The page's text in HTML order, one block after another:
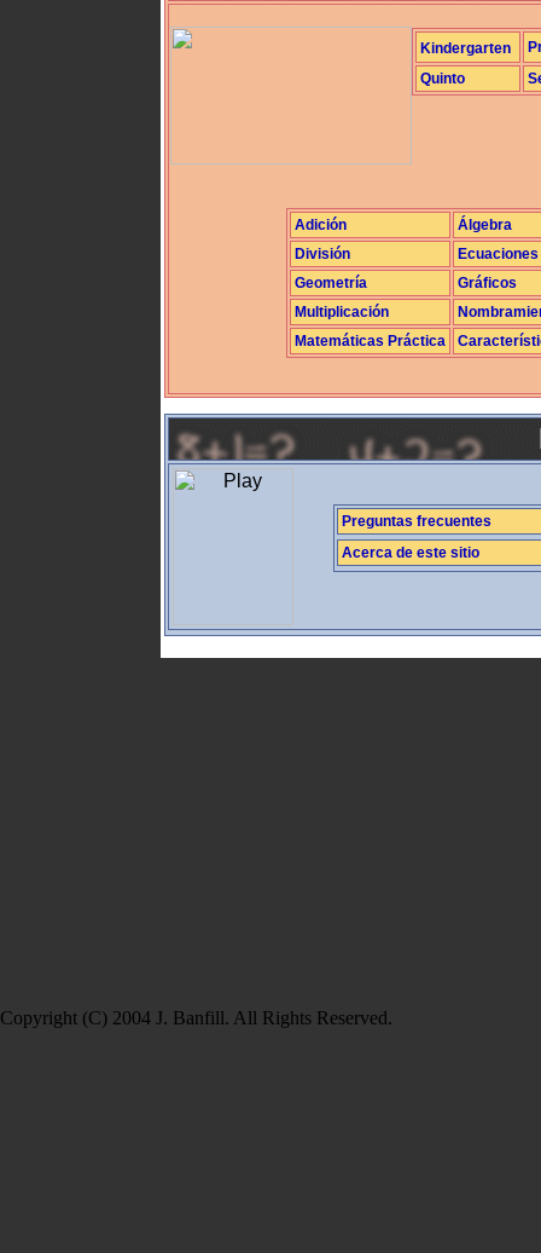
Kindergarten
Quinto
Adición
Álgebra
División
Ecuaciones
Geometría
Gráficos
Multiplicación
Matemáticas Práctica
Preguntas frecuentes
Acerca de este sitio
Copyright (C) 2004 J. Banfill. All Rights Reserved.